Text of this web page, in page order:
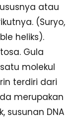
atau
(Suryo,
heliks).
Gula
molekul
terdiri dari
merupakan
susunan DNA